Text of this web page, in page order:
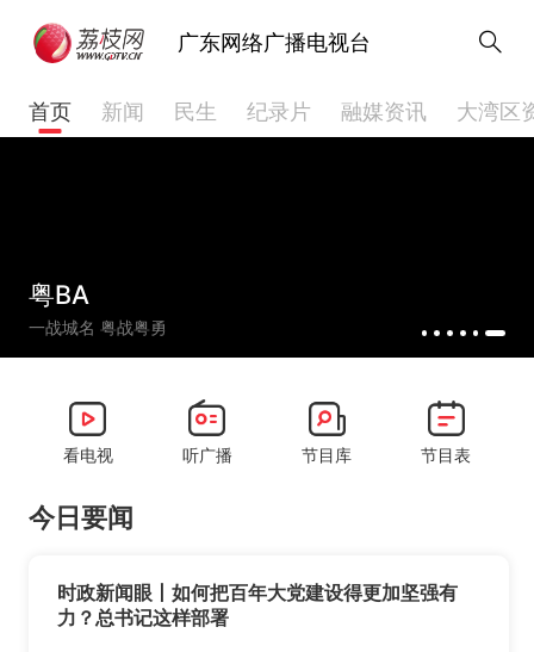
广东网络广播电视台
首页 新闻 民生 纪录片 融媒资讯 大湾区
岭南青年迷彩记
系列纪录片
看电视 听广播 节目库 节目表
今日要闻
时政新闻眼丨如何把百年大党建设得更加坚强有
力？总书记这样部署